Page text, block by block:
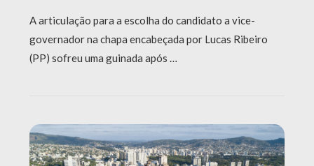
A articulação para a escolha do candidato a vice-
governador na chapa encabeçada por Lucas Ribeiro
(PP) sofreu uma guinada após …